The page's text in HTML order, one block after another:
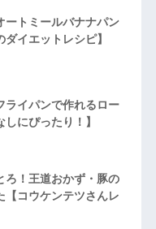
ートミールバナナパン
イエットレシピ】
ライパンで作れるロー
にぴったり！】
ろ！王道おかず・豚の
【コウケンテツさんレ